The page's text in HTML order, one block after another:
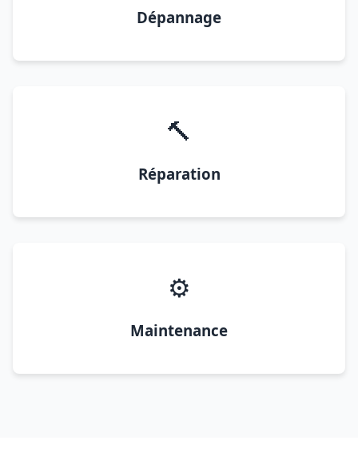
Dépannage
🔨
Réparation
⚙️
Maintenance